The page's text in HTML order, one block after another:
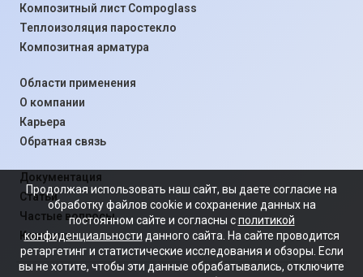
Композитный лист Compoglass
Теплоизоляция паростекло
Композитная арматура
Области применения
О компании
Карьера
Обратная связь
Документация
Статьи
Частые вопросы
Контакты
Продолжая использовать наш сайт, вы даете согласие на
обработку файлов cookie и сохранение данных на
постоянном сайте и согласны сполитикой
конфиденциальности данного сайта. На сайте проводится
ретаргетинг и статистические исследования и обзоры. Если
вы не хотите, чтобы эти данные обрабатывались, отключите